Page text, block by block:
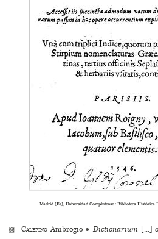
Madrid (Es), Universidad Complutense : Biblioteca Histórica
▨Calepino Ambrogio ● Dictionarium [...]